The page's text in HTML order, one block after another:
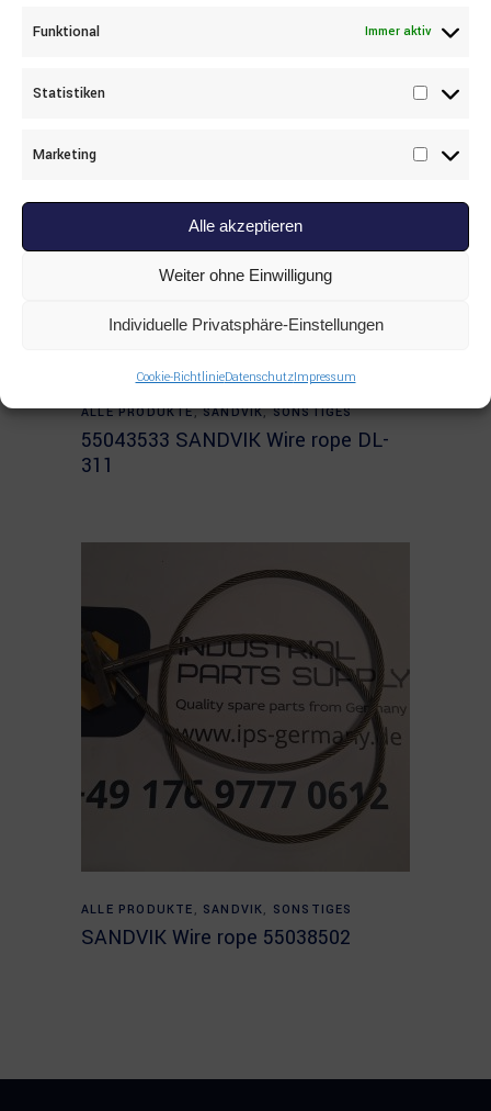
Funktional Immer aktiv
Statistiken
Marketing
Alle akzeptieren
Weiter ohne Einwilligung
Individuelle Privatsphäre-Einstellungen
Cookie-RichtlinieDatenschutzImpressum
ALLE PRODUKTE,SANDVIK,SONSTIGES
55043533 SANDVIK Wire rope DL-
311
Read more
ALLE PRODUKTE , SANDVIK, SONSTIGES
SANDVIK Wire rope 55038502